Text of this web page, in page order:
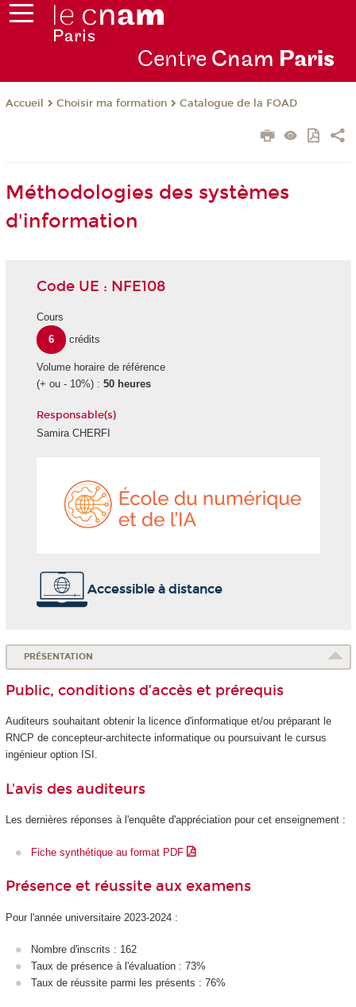
Centre Cnam Paris
Accueil Choisir ma formation Catalogue de la FOAD
Méthodologies des systèmes
d'information
Code UE : NFE108
Cours
6
crédits
Volume horaire de référence
(+ ou - 10%) : 50 heures
Responsable(s)
Samira CHERFI
Accessible à distance
PRÉSENTATION
Public, conditions d’accès et prérequis
Auditeurs souhaitant obtenir la licence d'informatique et/ou préparant le
RNCP de concepteur-architecte informatique ou poursuivant le cursus
ingénieur option ISI.
L'avis des auditeurs
Les dernières réponses à l'enquête d'appréciation pour cet enseignement :
Fiche synthétique au format PDF
Présence et réussite aux examens
Pour l'année universitaire 2023-2024 :
Nombre d'inscrits : 162
Taux de présence à l'évaluation : 73%
Taux de réussite parmi les présents : 76%